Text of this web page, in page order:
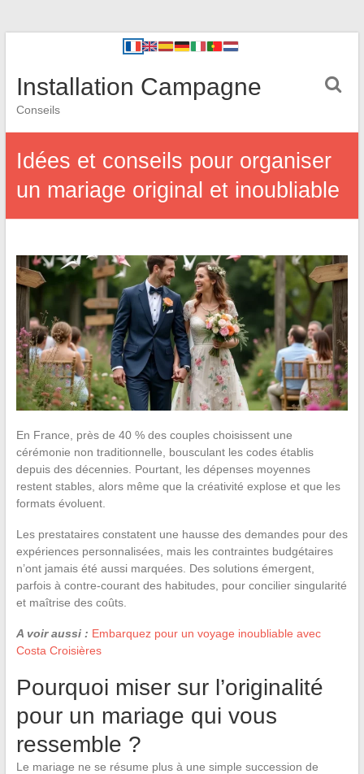
Installation Campagne
Conseils
Idées et conseils pour organiser
un mariage original et inoubliable
En France, près de 40 % des couples choisissent une
cérémonie non traditionnelle, bousculant les codes établis
depuis des décennies. Pourtant, les dépenses moyennes
restent stables, alors même que la créativité explose et que les
formats évoluent.
Les prestataires constatent une hausse des demandes pour des
expériences personnalisées, mais les contraintes budgétaires
n’ont jamais été aussi marquées. Des solutions émergent,
parfois à contre-courant des habitudes, pour concilier singularité
et maîtrise des coûts.
A voir aussi : Embarquez pour un voyage inoubliable avec
Costa Croisières
Pourquoi miser sur l’originalité
pour un mariage qui vous
ressemble ?
Le mariage ne se résume plus à une simple succession de